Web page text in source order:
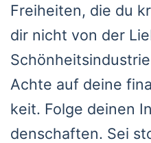
Frei­hei­ten, die du
dir nicht von der
Ach­te auf dei­ne
keit. Fol­ge dei­nen
den­schaf­ten. Sei